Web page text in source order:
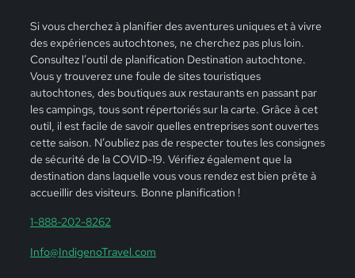
Si vous cherchez à planifier des aventures uniques et à vivre
des expériences autochtones, ne cherchez pas plus loin.
Consultez l’outil de planification Destination autochtone.
Vous y trouverez une foule de sites touristiques
autochtones, des boutiques aux restaurants en passant par
les campings, tous sont répertoriés sur la carte. Grâce à cet
outil, il est facile de savoir quelles entreprises sont ouvertes
cette saison. N’oubliez pas de respecter toutes les consignes
de sécurité de la COVID-19. Vérifiez également que la
destination dans laquelle vous vous rendez est bien prête à
accueillir des visiteurs. Bonne planification !
1-888-202-8262
Info@IndigenoTravel.com